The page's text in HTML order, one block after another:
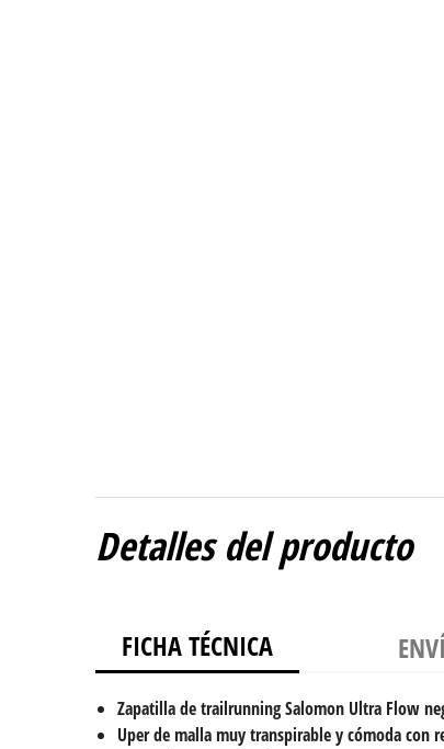
Detalles del producto
FICHA TÉCNICA
Zapatilla de trailrunning Salomon Ultra Flow
Uper de malla muy transpirable y cómoda